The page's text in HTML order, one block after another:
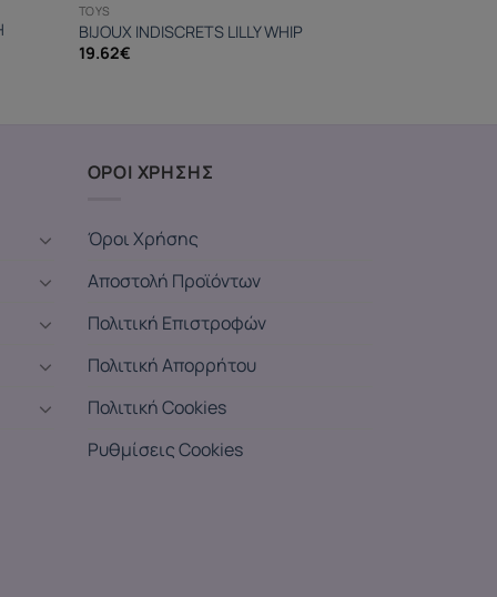
TOYS
BIJOUX INDISCRETS LILLY WHIP
19.62€
ΟΡΟΙ ΧΡΗΣΗΣ
Όροι Χρήσης
Αποστολή Προϊόντων
Πολιτική Επιστροφών
Πολιτική Απορρήτου
Πολιτική Cookies
Ρυθμίσεις Cookies